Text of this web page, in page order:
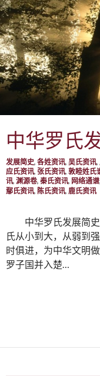
中华罗氏
发展简史, 各姓资讯, 吴氏资讯,
应氏资讯, 张氏资讯, 敦睦姓氏
讯, 渊源卷, 秦氏资讯, 网络通谱,
鄢氏资讯, 陈氏资讯, 鹿氏资讯
中华罗氏发展简
氏从小到大，从弱到
时俱进，为中华文明
罗子国并入楚…